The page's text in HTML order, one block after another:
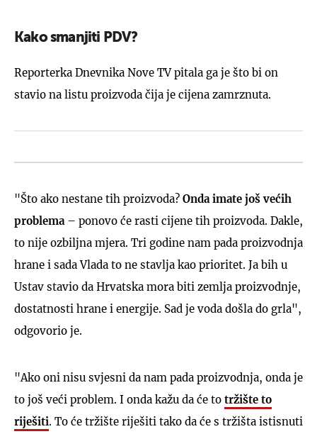
Kako smanjiti PDV?
Reporterka Dnevnika Nove TV pitala ga je što bi on
stavio na listu proizvoda čija je cijena zamrznuta.
"Što ako nestane tih proizvoda? Onda imate još većih
problema – ponovo će rasti cijene tih proizvoda. Dakle,
to nije ozbiljna mjera. Tri godine nam pada proizvodnja
hrane i sada Vlada to ne stavlja kao prioritet. Ja bih u
Ustav stavio da Hrvatska mora biti zemlja proizvodnje,
dostatnosti hrane i energije. Sad je voda došla do grla",
odgovorio je.
"Ako oni nisu svjesni da nam pada proizvodnja, onda je
to još veći problem. I onda kažu da će to tržište to
riješiti. To će tržište riješiti tako da će s tržišta istisnuti